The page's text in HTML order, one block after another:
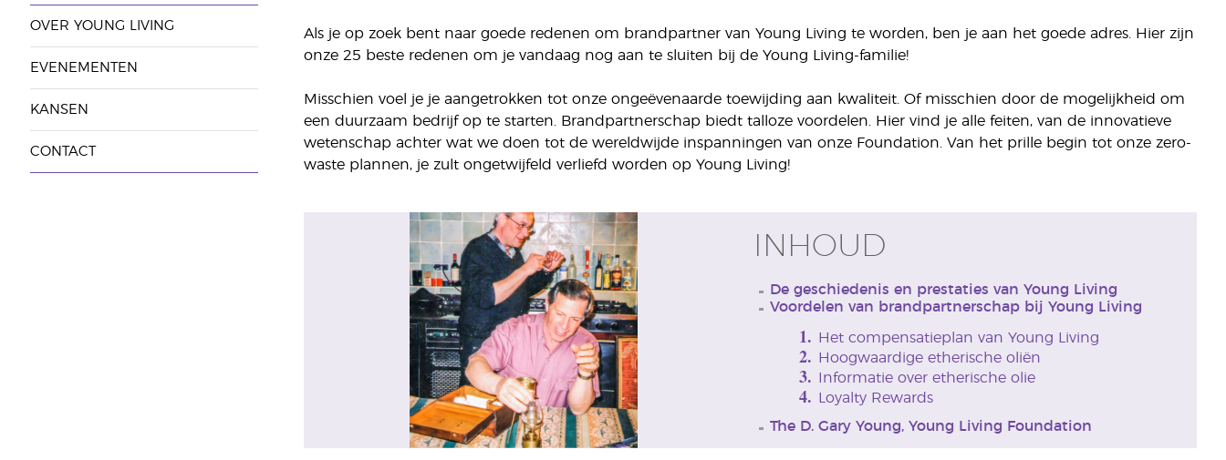
OVER YOUNG LIVING
EVENEMENTEN
KANSEN
CONTACT
Als je op zoek bent naar goede redenen om brandpartner van Young Living te worden, ben je aan het goede adres. Hier zijn
onze 25 beste redenen om je vandaag nog aan te sluiten bij de Young Living-familie!
Misschien voel je je aangetrokken tot onze ongeëvenaarde toewijding aan kwaliteit. Of misschien door de mogelijkheid om
een duurzaam bedrijf op te starten. Brandpartnerschap biedt talloze voordelen. Hier vind je alle feiten, van de innovatieve
wetenschap achter wat we doen tot de wereldwijde inspanningen van onze Foundation. Van het prille begin tot onze zero-
waste plannen, je zult ongetwijfeld verliefd worden op Young Living!
INHOUD
De geschiedenis en prestaties van Young Living
Voordelen van brandpartnerschap bij Young Living
1. Het compensatieplan van Young Living
2. Hoogwaardige etherische oliën
3. Informatie over etherische olie
4.
Loyalty Rewards
The D. Gary Young, Young Living Foundation